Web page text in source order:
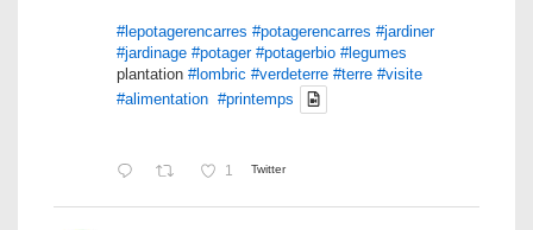
#lepotagerencarres #potagerencarres #jardiner
#jardinage #potager #potagerbio #legumes
plantation #lombric #verdeterre #terre #visite
#alimentation #printemps
1 Twitter